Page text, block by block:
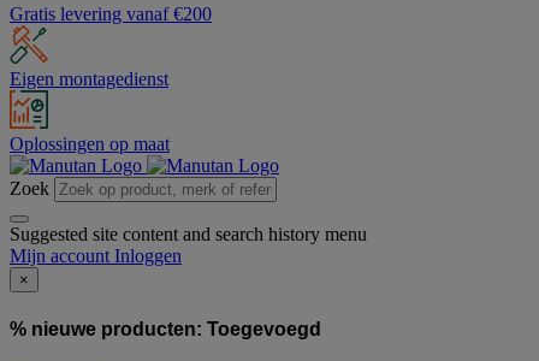
Gratis levering vanaf €200
Eigen montagedienst
Oplossingen op maat
Zoek
Suggested site content and search history menu
Mijn account Inloggen
×
% nieuwe producten: Toegevoegd